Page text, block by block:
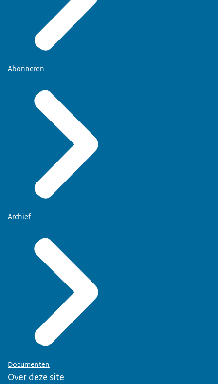
Abonneren
Archief
Documenten
Over deze site